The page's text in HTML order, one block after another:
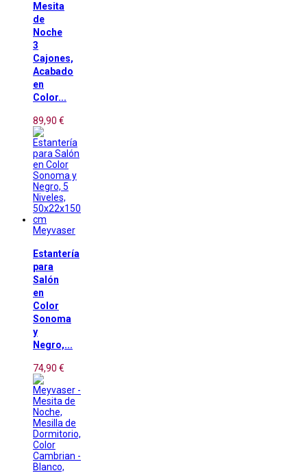
Mesita
de
Noche
3
Cajones,
Acabado
en
Color...
89,90 €
Meyvaser
Estantería
para
Salón
en
Color
Sonoma
y
Negro,...
74,90 €